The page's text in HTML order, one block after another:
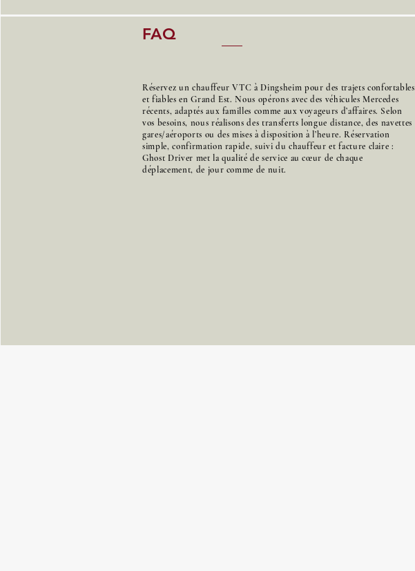
FAQ
Réservez un chauffeur VTC à Dingsheim pour des trajets confortables
et fiables en Grand Est. Nous opérons avec des véhicules Mercedes
récents, adaptés aux familles comme aux voyageurs d’affaires. Selon
vos besoins, nous réalisons des transferts longue distance, des navettes
gares/aéroports ou des mises à disposition à l’heure. Réservation
simple, confirmation rapide, suivi du chauffeur et facture claire :
Ghost Driver met la qualité de service au cœur de chaque
déplacement, de jour comme de nuit.